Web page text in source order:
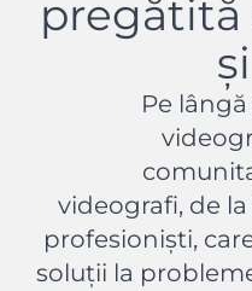
pregătită
Pe
videografi, de
profesioniști,
soluții la